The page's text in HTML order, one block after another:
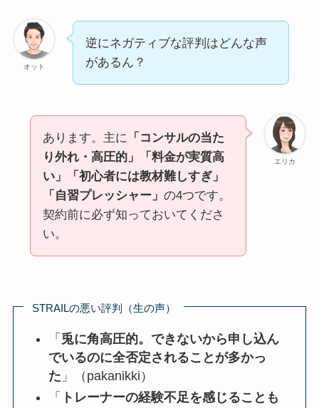
オット
逆にネガティブな評判はどんな声
があるん？
エリカ
あります。主に 「コンサルの当た
り外れ・高圧的」「料金が実質高
い」「初心者には教材難しすぎ」
「自習プレッシャー」 の4つです。
契約前に必ず知っておいてくださ
い。
STRAILの悪い評判（生の声）
「 兎に角高圧的。できないから申し込ん
でいるのに全否定されることが多かっ
た 」（pakanikki）
「
トレーナーの経験不足を感じることも